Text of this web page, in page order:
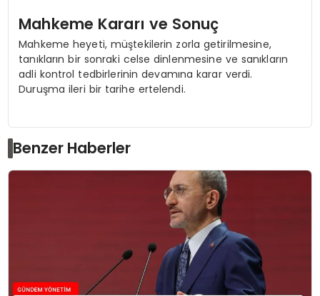
Mahkeme Kararı ve Sonuç
Mahkeme heyeti, müştekilerin zorla getirilmesine,
tanıkların bir sonraki celse dinlenmesine ve sanıkların
adli kontrol tedbirlerinin devamına karar verdi.
Duruşma ileri bir tarihe ertelendi.
Benzer Haberler